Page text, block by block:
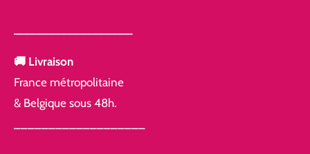
🚚 Livraison
France métropolitaine
& Belgique sous 48h.